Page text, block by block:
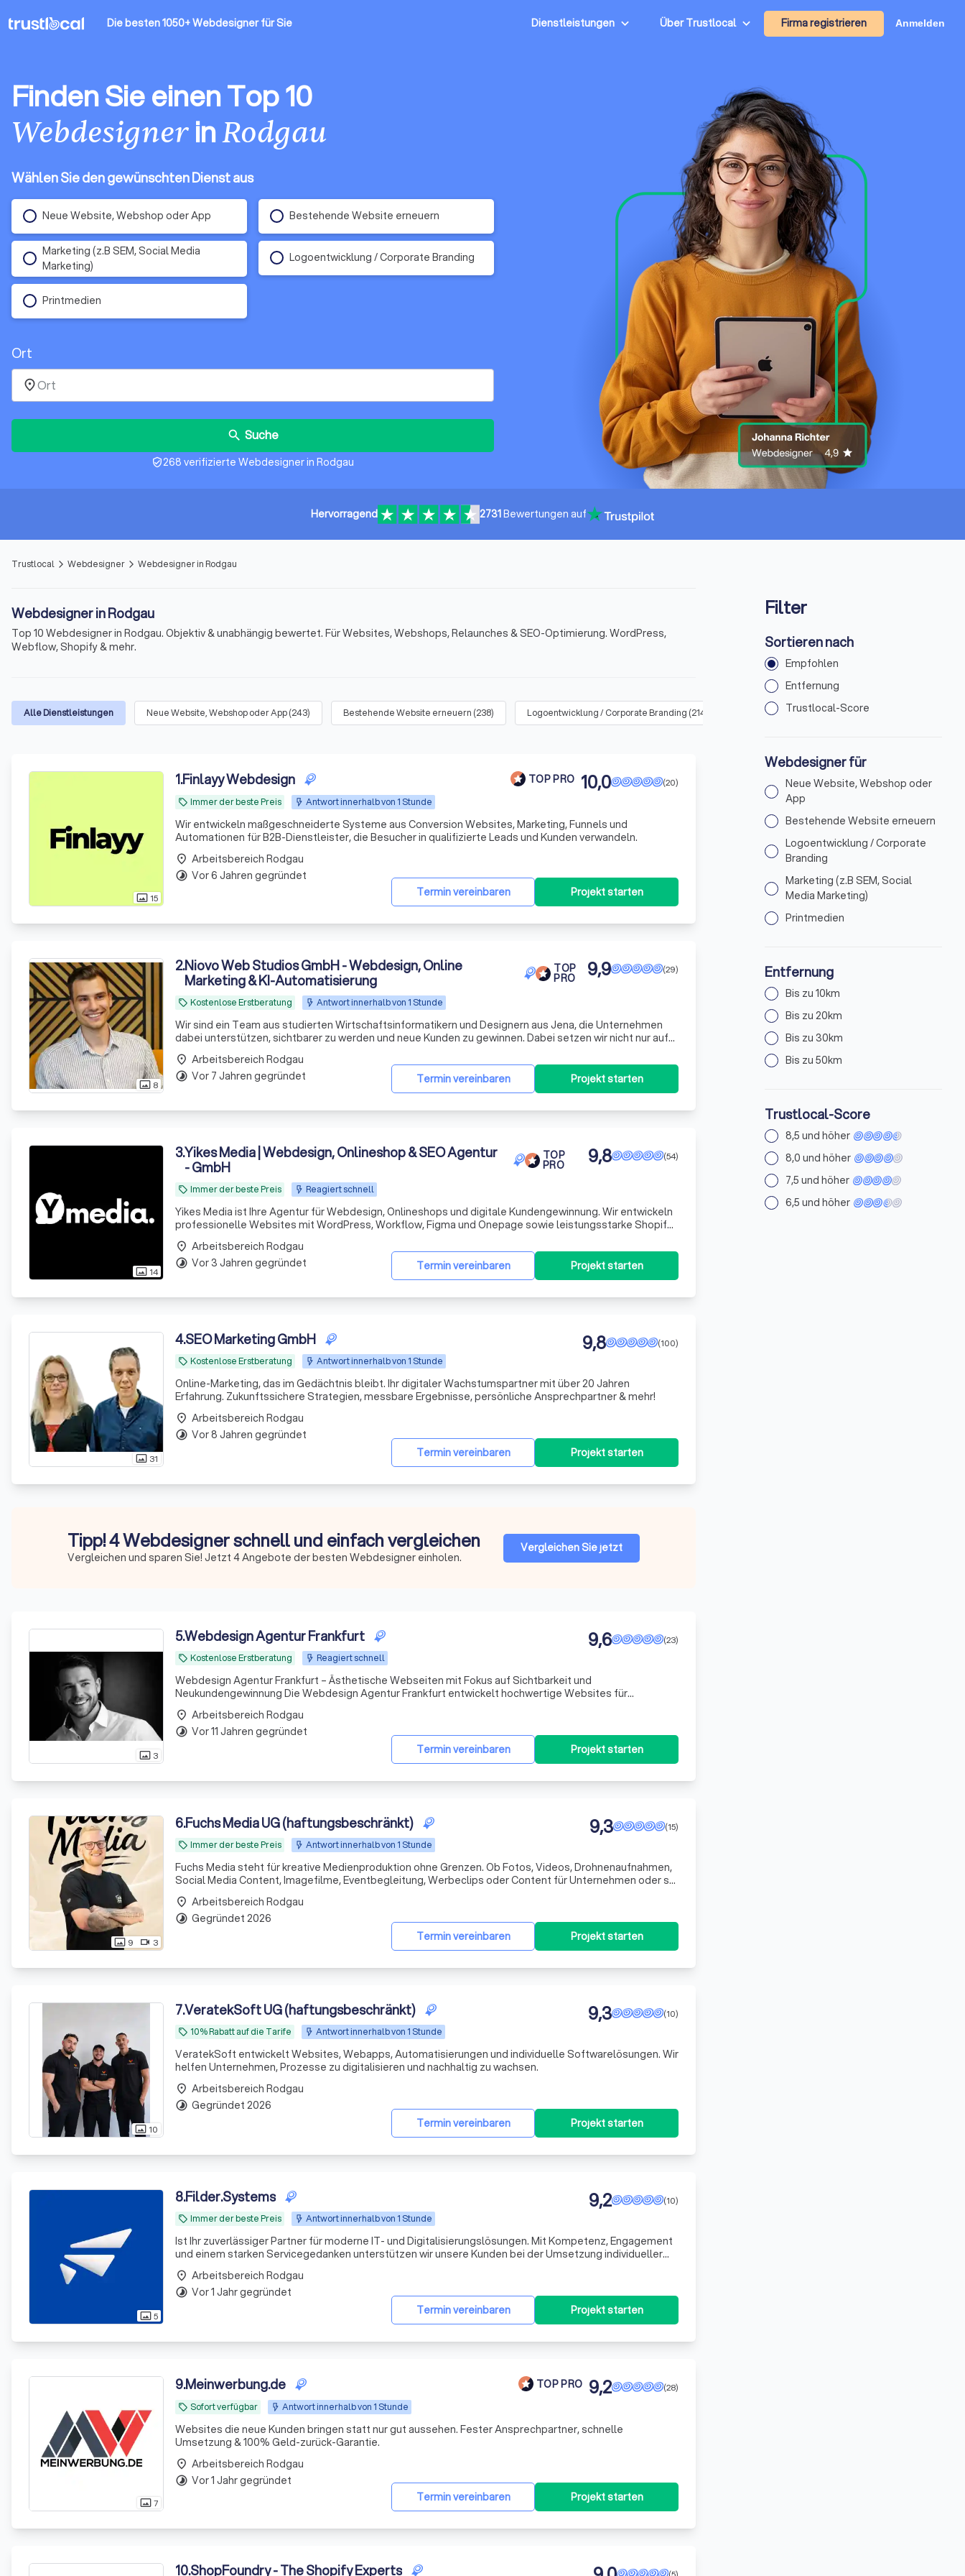
Die besten 1050+ Webdesigner für Sie Dienstleistungen Über Trustlocal Firma registrieren Anmelden
Finden Sie einen Top 10
WebdesignerinRodgau
Wählen Sie den gewünschten Dienst aus
Neue Website, Webshop oder App Bestehende Website erneuern
Marketing (z.B SEM, Social Media
Marketing)
Logoentwicklung / Corporate Branding
Printmedien
Ort
place
search Suche
verified_user268 verifizierte Webdesigner in Rodgau
Hervorragend 2731Bewertungen auf
Trustlocal arrow_forward_ios Webdesigner arrow_forward_ios Webdesigner in Rodgau
Webdesigner in Rodgau
Top 10 Webdesigner in Rodgau. Objektiv & unabhängig bewertet. Für Websites, Webshops, Relaunches & SEO-Optimierung. WordPress,
Webflow, Shopify & mehr.
Alle Dienstleistungen Neue Website, Webshop oder App(243) Bestehende Website erneuern (238) Logoentwicklung / Corporate Branding (214 Marketing (z.B SEM, Social Media Marketing)
photo_size_select_actual 15
1.Finlayy Webdesign TOP PRO
local_offer Immer der beste Preis Antwort innerhalb von 1 Stunde
(20)
10,0
Wir entwickeln maßgeschneiderte Systeme aus Conversion Websites, Marketing, Funnels und
Automationen für B2B-Dienstleister, die Besucher in qualifizierte Leads und Kunden verwandeln.
Termin vereinbaren Projekt starten
place Arbeitsbereich Rodgau
timelapse Vor 6 Jahren gegründet
photo_size_select_actual 8
2.Niovo Web Studios GmbH - Webdesign, Online
Marketing & KI-Automatisierung
TOP
PRO
local_offer Kostenlose Erstberatung Antwort innerhalb von 1 Stunde
(29)
9,9
Wir sind ein Team aus studierten Wirtschaftsinformatikern und Designern aus Jena, die Unternehmen
dabei unterstützen, sichtbarer zu werden und neue Kunden zu gewinnen. Dabei setzen wir nicht nur auf
modernes Webdesign, sondern auch auf Online-Marketing, KI-Technologien und clevere
Automatisierungen,
Termin vereinbaren
Projekt starten
place Arbeitsbereich Rodgau
timelapse Vor 7 Jahren gegründet
photo_size_select_actual 14
3.Yikes Media | Webdesign, Onlineshop & SEO Agentur
- GmbH
TOP
PRO
local_offer Immer der beste Preis Reagiert schnell
(54)
9,8
Yikes Media ist Ihre Agentur für Webdesign, Onlineshops und digitale Kundengewinnung. Wir entwickeln
professionelle Websites mit WordPress, Workflow, Figma und Onepage sowie leistungsstarke Shopify
und WooCommerce Onlineshops, die gezielt Anfragen und Umsatz steigern. Unser Fokus liegt auf SEO,
Goo
Termin vereinbaren
Projekt starten
place Arbeitsbereich Rodgau
timelapse Vor 3 Jahren gegründet
photo_size_select_actual 31
4.SEO Marketing GmbH
local_offer Kostenlose Erstberatung Antwort innerhalb von 1 Stunde
(100)
9,8
Online-Marketing, das im Gedächtnis bleibt. Ihr digitaler Wachstumspartner mit über 20 Jahren
Erfahrung. Zukunftssichere Strategien, messbare Ergebnisse, persönliche Ansprechpartner & mehr!
Termin vereinbaren Projekt starten
place Arbeitsbereich Rodgau
timelapse Vor 8 Jahren gegründet
Tipp! 4 Webdesigner schnell und einfach vergleichen
Vergleichen und sparen Sie! Jetzt 4 Angebote der besten Webdesigner einholen.
Vergleichen Sie jetzt
photo_size_select_actual 3
5.Webdesign Agentur Frankfurt
local_offer Kostenlose Erstberatung Reagiert schnell
(23)
9,6
Webdesign Agentur Frankfurt – Ästhetische Webseiten mit Fokus auf Sichtbarkeit und
Neukundengewinnung Die Webdesign Agentur Frankfurt entwickelt hochwertige Websites für
Unternehmen, Selbstständige und lokale Betriebe, die online nicht nur professionell auftreten, sondern
auch messbar mehr Anfragen
Termin vereinbaren Projekt starten
place Arbeitsbereich Rodgau
timelapse Vor 11 Jahren gegründet
photo_size_select_actual 9 videocam 3
6.Fuchs Media UG (haftungsbeschränkt)
local_offer Immer der beste Preis Antwort innerhalb von 1 Stunde
(15)
9,3
Fuchs Media steht für kreative Medienproduktion ohne Grenzen. Ob Fotos, Videos, Drohnenaufnahmen,
Social Media Content, Imagefilme, Eventbegleitung, Werbeclips oder Content für Unternehmen oder sie
Termin vereinbaren Projekt starten
place Arbeitsbereich Rodgau
timelapse Gegründet 2026
photo_size_select_actual 10
7.VeratekSoft UG (haftungsbeschränkt)
local_offer 10% Rabatt auf die Tarife Antwort innerhalb von 1 Stunde
(10)
9,3
VeratekSoft entwickelt Websites, Webapps, Automatisierungen und individuelle Softwarelösungen. Wir
helfen Unternehmen, Prozesse zu digitalisieren und nachhaltig zu wachsen.
Termin vereinbaren Projekt starten
place Arbeitsbereich Rodgau
timelapse Gegründet 2026
photo_size_select_actual5
8.Filder.Systems
local_offer Immer der beste Preis Antwort innerhalb von 1 Stunde
(10)
9,2
Ist Ihr zuverlässiger Partner für moderne IT- und Digitalisierungslösungen. Mit Kompetenz, Engagement
und einem starken Servicegedanken unterstützen wir unsere Kunden bei der Umsetzung individueller
Projekte. Unser freundliches Support-Team steht Ihnen jederzeit schnell, lösungsorientiert und persön
Termin vereinbaren Projekt starten
place Arbeitsbereich Rodgau
timelapse Vor 1 Jahr gegründet
photo_size_select_actual7
9.Meinwerbung.de TOP PRO
local_offer Sofort verfügbar Antwort innerhalb von 1 Stunde
(28)
9,2
Websites die neue Kunden bringen statt nur gut aussehen. Fester Ansprechpartner, schnelle
Umsetzung & 100% Geld-zurück-Garantie.
Termin vereinbaren Projekt starten
place Arbeitsbereich Rodgau
timelapse Vor 1 Jahr gegründet
10.ShopFoundry - The Shopify Experts
Filter
Sortieren nach
Empfohlen
Entfernung
Trustlocal-Score
Webdesigner für
Neue Website, Webshop oder
App
Bestehende Website erneuern
Logoentwicklung / Corporate
Branding
Marketing (z.B SEM, Social
Media Marketing)
Printmedien
Entfernung
Bis zu 10km
Bis zu 20km
Bis zu 30km
Bis zu 50km
Trustlocal-Score
8,5 und höher
8,0 und höher
7,5 und höher
6,5 und höher